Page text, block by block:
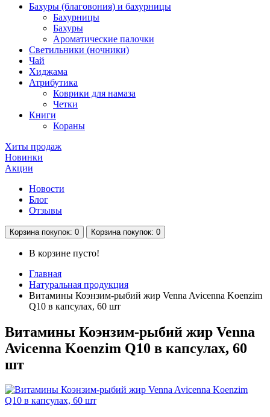
Бахуры (благовония) и бахурницы
Бахурницы
Бахуры
Ароматические палочки
Светильники (ночники)
Чай
Хиджама
Атрибутика
Коврики для намаза
Четки
Книги
Кораны
Хиты продаж
Новинки
Акции
Новости
Блог
Отзывы
Корзина покупок: 0 Корзина покупок: 0
В корзине пусто!
Главная
Натуральная продукция
Витамины Коэнзим-рыбий жир Venna Avicenna Koenzim
Q10 в капсулах, 60 шт
Витамины Коэнзим-рыбий жир Venna
Avicenna Koenzim Q10 в капсулах, 60
шт